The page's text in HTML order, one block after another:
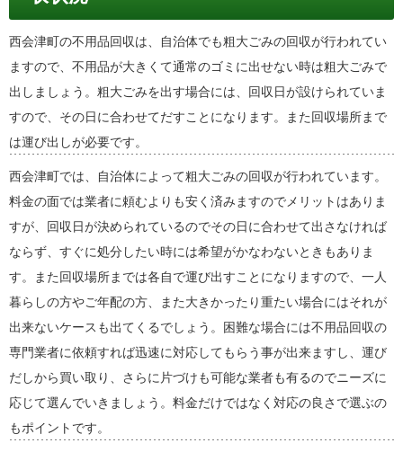
西会津町の不用品回収は、自治体でも粗大ごみの回収が行われてい
ますので、不用品が大きくて通常のゴミに出せない時は粗大ごみで
出しましょう。粗大ごみを出す場合には、回収日が設けられていま
すので、その日に合わせてだすことになります。また回収場所まで
は運び出しが必要です。
西会津町では、自治体によって粗大ごみの回収が行われています。
料金の面では業者に頼むよりも安く済みますのでメリットはありま
すが、回収日が決められているのでその日に合わせて出さなければ
ならず、すぐに処分したい時には希望がかなわないときもありま
す。また回収場所までは各自で運び出すことになりますので、一人
暮らしの方やご年配の方、また大きかったり重たい場合にはそれが
出来ないケースも出てくるでしょう。困難な場合には不用品回収の
専門業者に依頼すれば迅速に対応してもらう事が出来ますし、運び
だしから買い取り、さらに片づけも可能な業者も有るのでニーズに
応じて選んでいきましょう。料金だけではなく対応の良さで選ぶの
もポイントです。